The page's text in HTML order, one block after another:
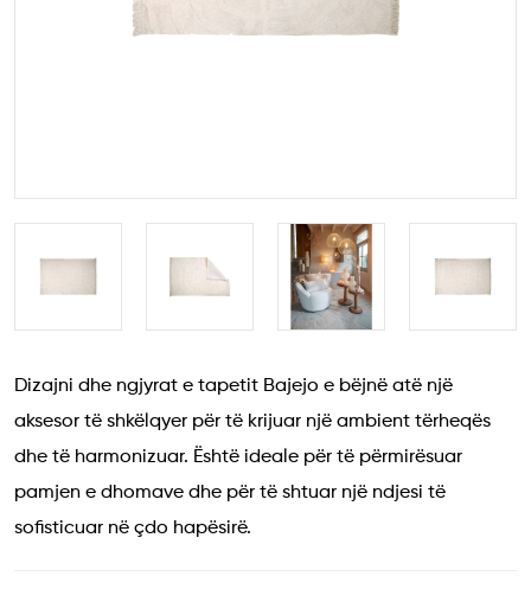
Dizajni dhe ngjyrat e tapetit Bajejo e bëjnë atë një
aksesor të shkëlqyer për të krijuar një ambient tërheqës
dhe të harmonizuar. Është ideale për të përmirësuar
pamjen e dhomave dhe për të shtuar një ndjesi të
sofisticuar në çdo hapësirë.